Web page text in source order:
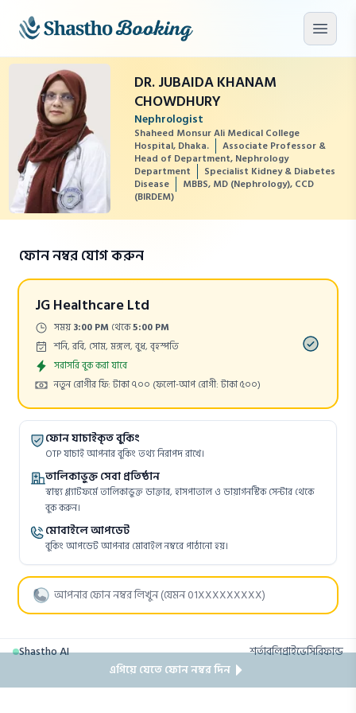
মেনু
DR. JUBAIDA KHANAM
CHOWDHURY
Nephrologist
Shaheed Monsur Ali Medical College
Hospital, Dhaka.
Associate Professor &
Head of Department, Nephrology
Department
Specialist Kidney & Diabetes
Disease
MBBS, MD (Nephrology), CCD
(BIRDEM)
ফোন নম্বর যোগ করুন
JG Healthcare Ltd
Time:সময়3:00 PM থেকে5:00 PM
Days:শনি, রবি, সোম, মঙ্গল, বুধ, বৃহস্পতি
Appointment
সরাসরি বুক করা যাবে
Cost:নতুন রোগীর ফি: টাকা ৭০০ (ফলো-আপ রোগী: টাকা ৫০০)
ফোন যাচাইকৃত বুকিং
OTP যাচাই আপনার বুকিং তথ্য নিরাপদ রাখে।
তালিকাভুক্ত সেবা প্রতিষ্ঠান
স্বাস্থ্য প্ল্যাটফর্মে তালিকাভুক্ত ডাক্তার, হাসপাতাল ও ডায়াগনস্টিক সেন্টার থেকে
বুক করুন।
মোবাইলে আপডেট
বুকিং আপডেট আপনার মোবাইল নম্বরে পাঠানো হয়।
এগিয়ে যেতে ফোন নম্বর দিন
Shastho AI শর্তাবলিপ্রাইভেসিরিফান্ড